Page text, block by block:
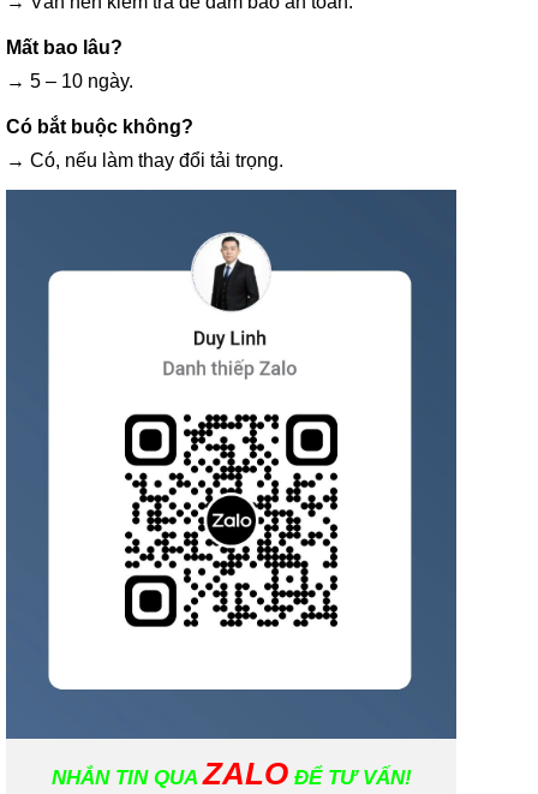
Mất bao lâu?
→ 5 – 10 ngày.
Có bắt buộc không?
→ Có, nếu làm thay đổi tải trọng.
NHẮN TIN QUAZALOĐỂ TƯ VẤN!